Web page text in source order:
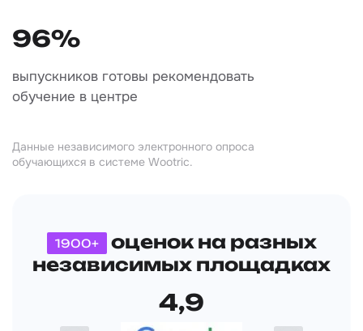
96%
выпускников готовы рекомендовать
обучение в центре
Данные независимого электронного опроса
обучающихся в системе Wootric.
1900+
оценок на разных
независимых площадках
4,9